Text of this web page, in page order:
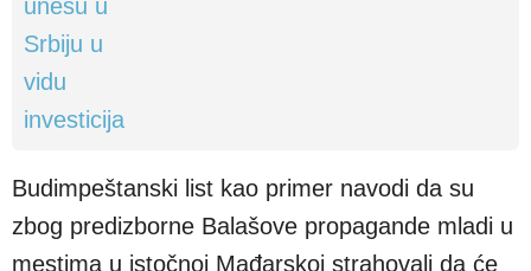
Budimpeštanski list kao primer navodi da su
zbog predizborne Balašove propagande mladi u
mestima u istočnoj Mađarskoj strahovali da će